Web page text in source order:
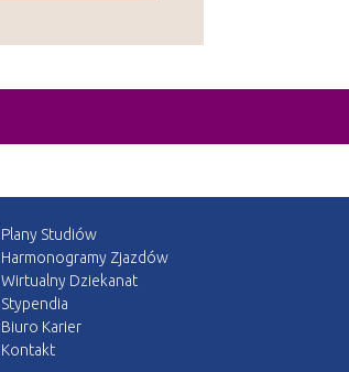
Plany Studiów
Harmonogramy Zjazdów
Wirtualny Dziekanat
Stypendia
Biuro Karier
Kontakt